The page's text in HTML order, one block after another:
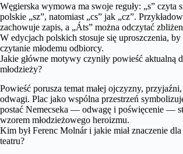
Węgierska wymowa ma swoje reguły: „s” czyta
polskie „sz”, natomiast „cs” jak „cz”.
zachowuje zapis, a „Áts” można odczytać
W edycjach polskich stosuje się uproszczenia, by
czytanie młodemu odbiorcy.
Jakie główne motywy czyniły powieść aktualną
młodzieży?
Powieść porusza temat małej ojczyzny,
odwagi. Plac jako wspólna przestrzeń
postać Nemecseka — odwagę i poświęcenie —
wzorem młodzieżowego heroizmu.
Kim był Ferenc Molnár i jakie miał znaczenie
teatru?